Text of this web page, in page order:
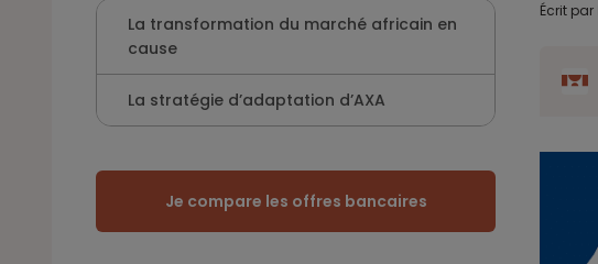
La transformation du marché africain en
cause
La stratégie d’adaptation d’AXA
Je compare les offres bancaires
Écrit par